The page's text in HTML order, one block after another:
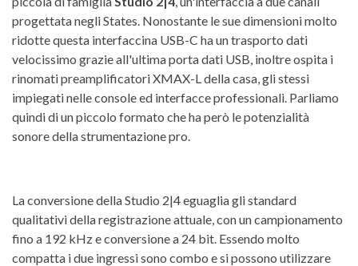
progettata negli States. Nonostante le sue dimensioni molto
ridotte questa interfaccina USB-C ha un trasporto dati
velocissimo grazie all'ultima porta dati USB, inoltre ospita i
rinomati preamplificatori XMAX-L della casa, gli stessi
impiegati nelle console ed interfacce professionali. Parliamo
quindi di un piccolo formato che ha però le potenzialità
sonore della strumentazione pro.
La conversione della Studio 2|4 eguaglia gli standard
qualitativi della registrazione attuale, con un campionamento
fino a 192 kHz e conversione a 24 bit. Essendo molto
compatta i due ingressi sono combo e si possono utilizzare